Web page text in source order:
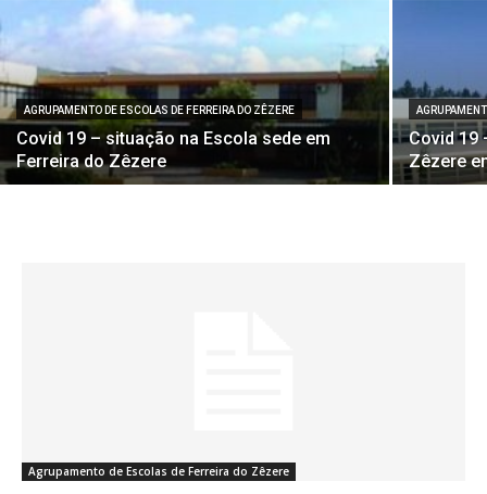
AGRUPAMENTO DE ESCOLAS DE FERREIRA DO ZÊZERE
Covid 19 – situação na Escola sede em
Ferreira do Zêzere
Covid 19
Zêzere
Agrupamento de Escolas de Ferreira do Zêzere